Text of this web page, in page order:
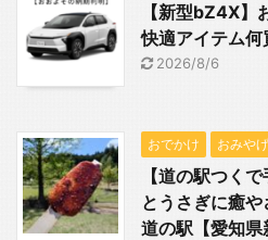
【新型bZ4X】
快適アイテム何
2026/8/6
おでかけ おみやげ
【道の駅つく
とうさぎに癒
道の駅【愛知県